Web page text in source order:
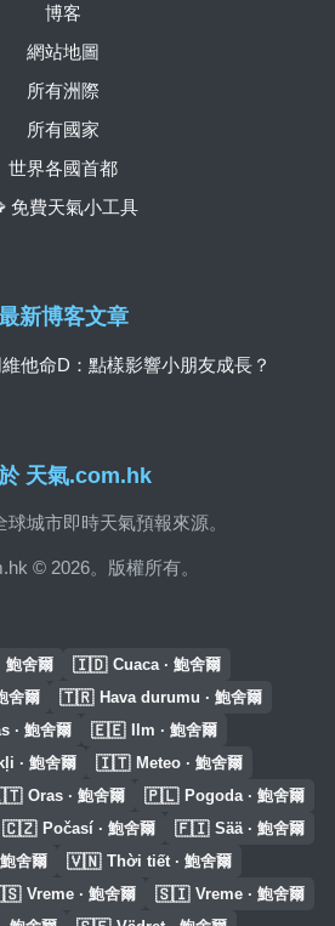
天氣.com.hk
城市即時天氣預報來源。
© 2026。版權所有。
博客
網站地圖
所有洲際
所有國家
世界各國首都
免費天氣小工具
新博客文章
他命D：點樣影響小朋友成長？
鮑舍爾 🇮🇩 Cuaca · 鮑舍爾
舍爾 🇹🇷 Hava durumu · 鮑舍爾
· 鮑舍爾 🇪🇪 Ilm · 鮑舍爾
· 鮑舍爾 🇮🇹 Meteo · 鮑舍爾
Oras · 鮑舍爾 🇵🇱 Pogoda · 鮑舍爾
🇨🇿 Počasí · 鮑舍爾 🇫🇮 Sää · 鮑舍爾
舍爾 🇻🇳 Thời tiết · 鮑舍爾
Vreme · 鮑舍爾 🇸🇮 Vreme · 鮑舍爾